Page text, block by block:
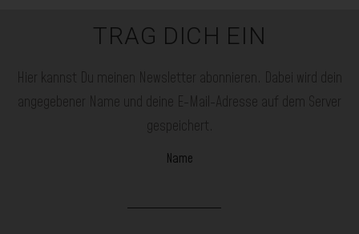
TRAG DICH EIN
Hier kannst Du meinen Newsletter abonnieren. Dabei wird dein
angegebener Name und deine E-Mail-Adresse auf dem Server
gespeichert.
Name